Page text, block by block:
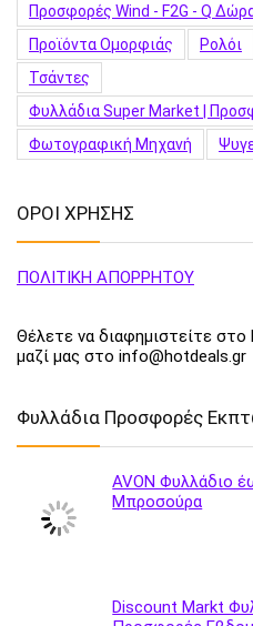
Προσφορές Wind - F2G - Q
Προϊόντα Ομορφιάς
Ρολόι
Τσάντες
Φυλλάδια Super Market |
Φωτογραφική Μηχανή
ΟΡΟΙ ΧΡΗΣΗΣ
ΠΟΛΙΤΙΚΗ ΑΠΟΡΡΗΤΟΥ
Θέλετε να διαφημιστείτε
μαζί μας στο info@hotdeals.gr
Φυλλάδια Προσφορές
AVON Φυλλάδιο
Μπροσούρα
Discount Markt